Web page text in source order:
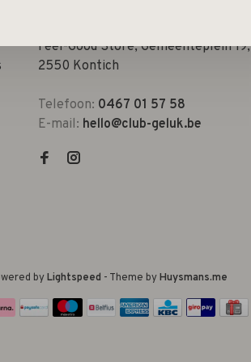
Feel-Good Store, Gemeenteplein 19,
2550 Kontich
Telefoon: 0467 01 57 58
E-mail: hello@club-geluk.be
byLightspeed - Theme byHuysmans.me